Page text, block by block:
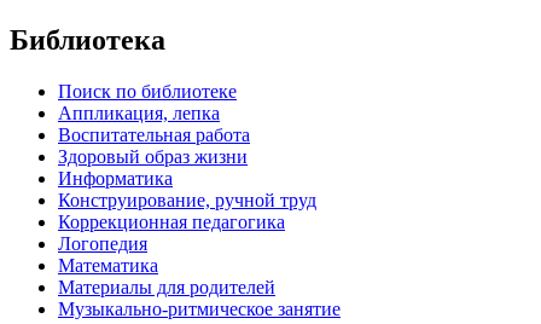
Библиотека
Поиск по библиотеке
Аппликация, лепка
Воспитательная работа
Здоровый образ жизни
Информатика
Конструирование, ручной труд
Коррекционная педагогика
Логопедия
Математика
Материалы для родителей
Музыкально-ритмическое занятие